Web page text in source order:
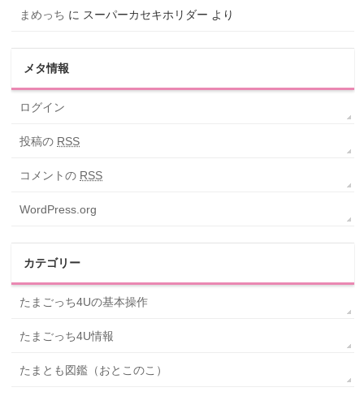
まめっち に スーパーカセキホリダー より
メタ情報
ログイン
投稿の RSS
コメントの RSS
WordPress.org
カテゴリー
たまごっち4Uの基本操作
たまごっち4U情報
たまとも図鑑（おとこのこ）